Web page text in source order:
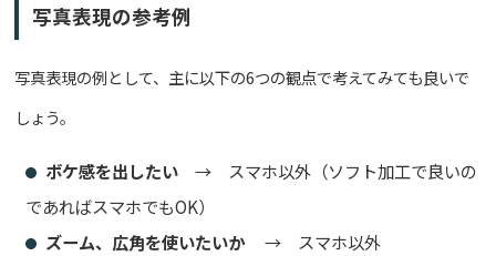
写真表現の参考例
写真表現の例として、主に以下の6つの観点で考えてみても良いで
しょう。
ボケ感を出したい → スマホ以外（ソフト加工で良いの
であればスマホでもOK）
ズーム、広角を使いたいか→ スマホ以外